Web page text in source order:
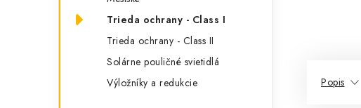
Trieda ochrany - Class I
Trieda ochrany - Class II
Solárne pouličné svietidlá
Výložníky a redukcie
Popis